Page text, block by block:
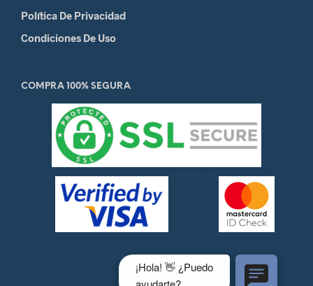
Política De Privacidad
Condiciones De Uso
COMPRA 100% SEGURA